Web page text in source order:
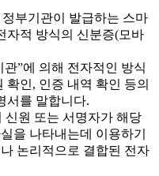
부기관이 발급하는 스마
자적 방식의 신분증(모바
관”에 의해 전자적인 방식
확인, 인증 내역 확인 등의
서를 말합니다.
신원 또는 서명자가 해당
을 나타내는데 이용하기
논리적으로 결합된 전자